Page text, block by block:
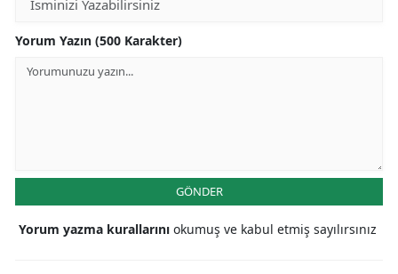
Yorum Yazın (500 Karakter)
GÖNDER
Yorum yazma kurallarını okumuş ve kabul etmiş sayılırsınız